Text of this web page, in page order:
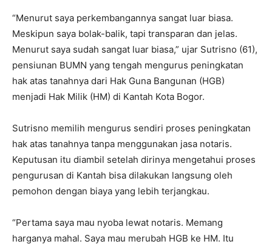
‎“Menurut saya perkembangannya sangat luar biasa.
Meskipun saya bolak-balik, tapi transparan dan jelas.
Menurut saya sudah sangat luar biasa,” ujar Sutrisno (61),
pensiunan BUMN yang tengah mengurus peningkatan
hak atas tanahnya dari Hak Guna Bangunan (HGB)
menjadi Hak Milik (HM) di Kantah Kota Bogor.
‎Sutrisno memilih mengurus sendiri proses peningkatan
hak atas tanahnya tanpa menggunakan jasa notaris.
Keputusan itu diambil setelah dirinya mengetahui proses
pengurusan di Kantah bisa dilakukan langsung oleh
pemohon dengan biaya yang lebih terjangkau.
‎“Pertama saya mau nyoba lewat notaris. Memang
harganya mahal. Saya mau merubah HGB ke HM. Itu